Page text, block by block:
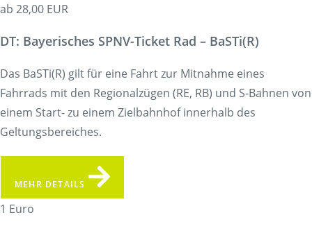
ab 28,00 EUR
DT: Bayerisches SPNV-Ticket Rad – BaSTi(R)
Das BaSTi(R) gilt für eine Fahrt zur Mitnahme eines
Fahrrads mit den Regionalzügen (RE, RB) und S-Bahnen von
einem Start- zu einem Zielbahnhof innerhalb des
Geltungsbereiches.
MEHR DETAILS
1 Euro